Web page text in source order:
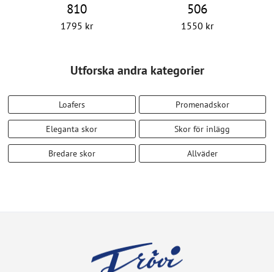
506
1550 kr
810
1795 kr
Utforska andra kategorier
Loafers Promenadskor
Eleganta skor Skor för inlägg
Bredare skor Allväder